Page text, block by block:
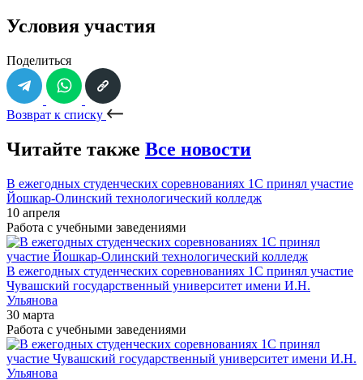
Условия участия
Поделиться
Возврат к списку
Читайте также Все новости
В ежегодных студенческих соревнованиях 1С принял участие
Йошкар-Олинский технологический колледж
10 апреля
Работа с учебными заведениями
В ежегодных студенческих соревнованиях 1С принял участие
Чувашский государственный университет имени И.Н.
Ульянова
30 марта
Работа с учебными заведениями